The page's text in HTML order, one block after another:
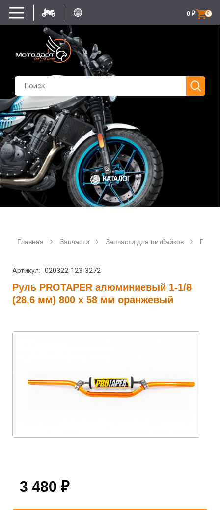
0
0 ₽
КАТАЛОГ
Главная Запчасти Запчасти для питбайков
Артикул: 020322-123-3272
Руль PROTAPER алюминиевый 1-1/8
(28,6 мм) 800 х 58 мм оранжевый
3 480 ₽